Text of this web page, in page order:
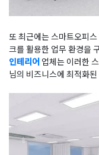
또 최근에는 스마트오피
크를 활용한 업무 환경을
인테리어 업체는 이러한
님의 비즈니스에 최적화